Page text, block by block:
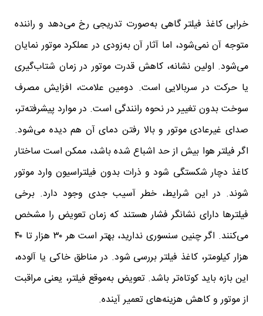
خرابی کاغذ فیلتر گاهی به‌صورت تدریجی رخ می‌دهد و راننده
متوجه آن نمی‌شود، اما آثار آن به‌زودی در عملکرد موتور نمایان
می‌شود. اولین نشانه، کاهش قدرت موتور در زمان شتاب‌گیری
یا حرکت در سربالایی است. دومین علامت، افزایش مصرف
سوخت بدون تغییر در نحوه رانندگی است. در موارد پیشرفته‌تر،
صدای غیرعادی موتور و بالا رفتن دمای آن هم دیده می‌شود.
اگر فیلتر هوا بیش از حد اشباع شده باشد، ممکن است ساختار
کاغذ دچار شکستگی شود و ذرات بدون فیلتراسیون وارد موتور
شوند. در این شرایط، خطر آسیب جدی وجود دارد. برخی
فیلترها دارای نشانگر فشار هستند که زمان تعویض را مشخص
می‌کنند. اگر چنین سنسوری ندارید، بهتر است هر ۳۰ هزار تا ۴۰
هزار کیلومتر، کاغذ فیلتر بررسی شود. در مناطق خاکی یا آلوده،
این بازه باید کوتاه‌تر باشد. تعویض به‌موقع فیلتر، یعنی مراقبت
از موتور و کاهش هزینه‌های تعمیر آینده.